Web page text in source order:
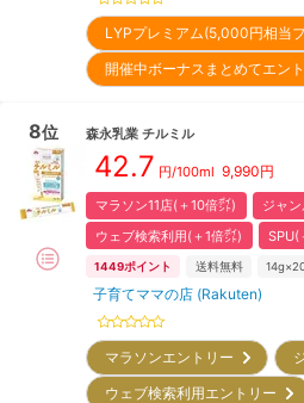
LYPプレミアム(5,000円相当
開催中ボーナスまとめてエン
8位 森永乳業 チルミル
42.7 円/100ml 9,990円
マラソン11店(＋10倍㌽)
ジャ
ウェブ検索利用(＋1倍㌽)
SPU(
1449ポイント 送料無料
子育てママの店 (Rakuten)
マラソンエントリー
ウェブ検索利用エントリー